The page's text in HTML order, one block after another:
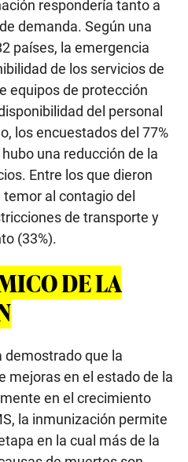
respondería tanto a
demanda. Según una
países, la emergencia
de los servicios de
equipos de protección
del personal
los encuestados del 77%
una reducción de la
Entre los que dieron
al contagio del
de transporte y
(33%).
DE LA
demostrado que la
mejoras en el estado de la
en el crecimiento
la inmunización permite
en la cual más de la